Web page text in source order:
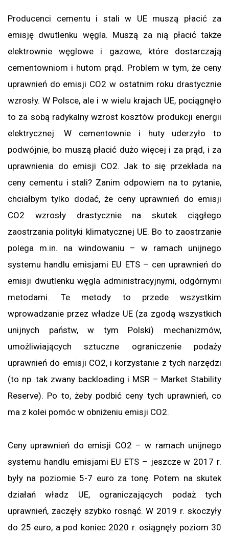
Producenci cementu i stali w UE muszą płacić za
emisję dwutlenku węgla. Muszą za nią płacić także
elektrownie węglowe i gazowe, które dostarczają
cementowniom i hutom prąd. Problem w tym, że ceny
uprawnień do emisji CO2 w ostatnim roku drastycznie
wzrosły. W Polsce, ale i w wielu krajach UE, pociągnęło
to za sobą radykalny wzrost kosztów produkcji energii
elektrycznej. W cementownie i huty uderzyło to
podwójnie, bo muszą płacić dużo więcej i za prąd, i za
uprawnienia do emisji CO2. Jak to się przekłada na
ceny cementu i stali? Zanim odpowiem na to pytanie,
chciałbym tylko dodać, że ceny uprawnień do emisji
CO2 wzrosły drastycznie na skutek ciągłego
zaostrzania polityki klimatycznej UE. Bo to zaostrzanie
polega m.in. na windowaniu – w ramach unijnego
systemu handlu emisjami EU ETS – cen uprawnień do
emisji dwutlenku węgla administracyjnymi, odgórnymi
metodami. Te metody to przede wszystkim
wprowadzanie przez władze UE (za zgodą wszystkich
unijnych państw, w tym Polski) mechanizmów,
umożliwiających sztuczne ograniczenie podaży
uprawnień do emisji CO2, i korzystanie z tych narzędzi
(to np. tak zwany backloading i MSR – Market Stability
Reserve). Po to, żeby podbić ceny tych uprawnień, co
ma z kolei pomóc w obniżeniu emisji CO2.
Ceny uprawnień do emisji CO2 – w ramach unijnego
systemu handlu emisjami EU ETS – jeszcze w 2017 r.
były na poziomie 5-7 euro za tonę. Potem na skutek
działań władz UE, ograniczających podaż tych
uprawnień, zaczęły szybko rosnąć. W 2019 r. skoczyły
do 25 euro, a pod koniec 2020 r. osiągnęły poziom 30